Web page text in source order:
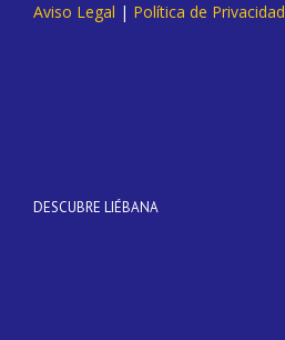
Aviso Legal | Política de Privacidad
DESCUBRE LIÉBANA